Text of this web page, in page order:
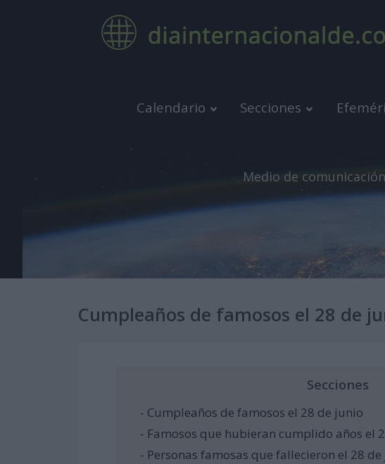
Calendario Secciones
Medio de
Cumpleaños de famosos el 28 de
Secciones
- Cumpleaños de famosos el 28 de junio
- Famosos que hubieran cumplido años el
- Personas famosas que fallecieron el 28